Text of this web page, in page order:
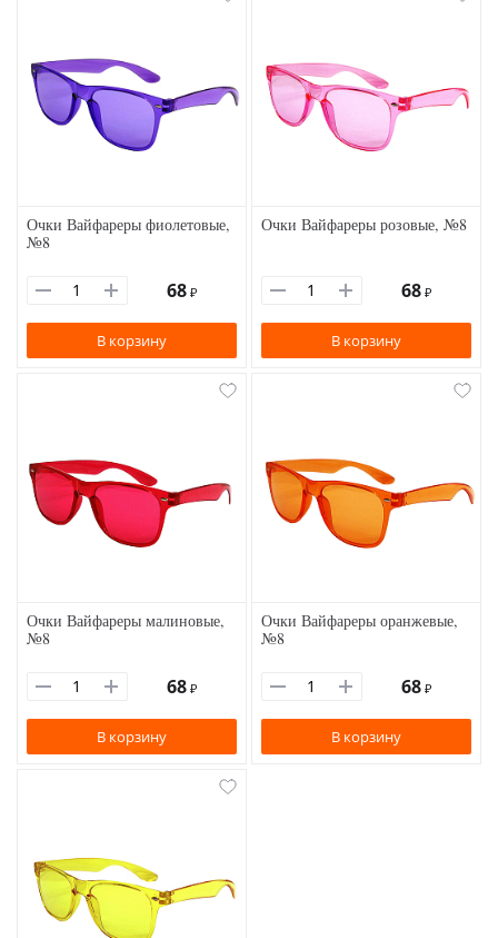
Очки Вайфареры фиолетовые,
№8
68 ₽
В корзину
Очки Вайфареры розовые, №8
68 ₽
В корзину
Очки Вайфареры малиновые,
№8
68 ₽
В корзину
Очки Вайфареры оранжевые,
№8
68 ₽
В корзину